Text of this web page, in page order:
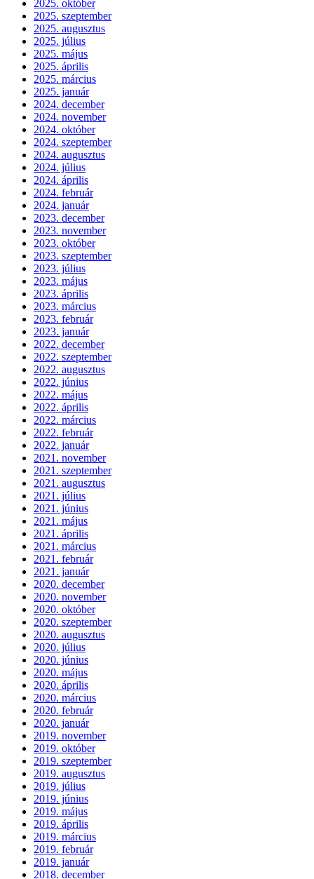
2025. október
2025. szeptember
2025. augusztus
2025. július
2025. május
2025. április
2025. március
2025. január
2024. december
2024. november
2024. október
2024. szeptember
2024. augusztus
2024. július
2024. április
2024. február
2024. január
2023. december
2023. november
2023. október
2023. szeptember
2023. július
2023. május
2023. április
2023. március
2023. február
2023. január
2022. december
2022. szeptember
2022. augusztus
2022. június
2022. május
2022. április
2022. március
2022. február
2022. január
2021. november
2021. szeptember
2021. augusztus
2021. július
2021. június
2021. május
2021. április
2021. március
2021. február
2021. január
2020. december
2020. november
2020. október
2020. szeptember
2020. augusztus
2020. július
2020. június
2020. május
2020. április
2020. március
2020. február
2020. január
2019. november
2019. október
2019. szeptember
2019. augusztus
2019. július
2019. június
2019. május
2019. április
2019. március
2019. február
2019. január
2018. december